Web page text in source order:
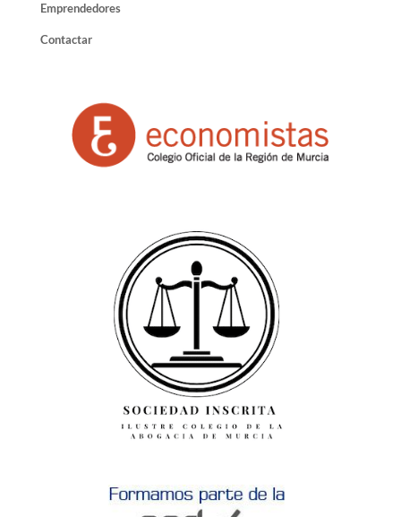
Emprendedores
Contactar